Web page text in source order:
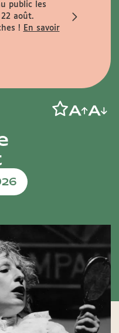
public les
août.
!
En savoir
travaux du